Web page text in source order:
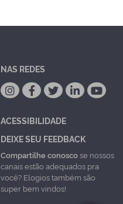
NAS REDES
ACESSIBILIDADE
DEIXE SEU FEEDBACK
Compartilhe conoscose nossos
canais estão adequados pra
você? Elogios também são
super bem vindos!